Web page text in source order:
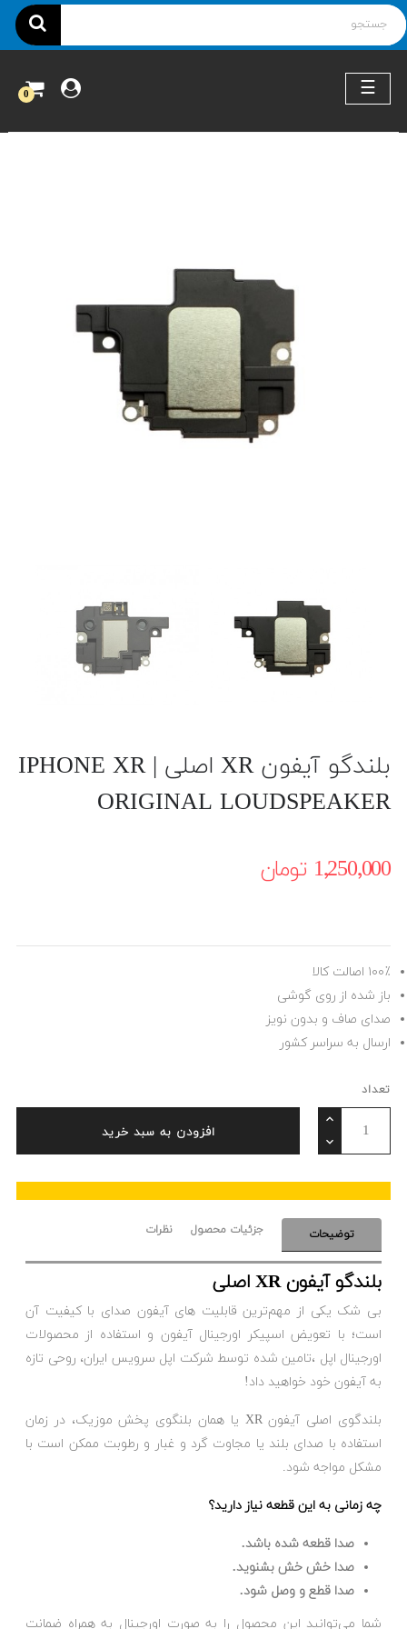
ناوبری
☰
0
بلندگو آیفون XR اصلی | IPHONE XR
ORIGINAL LOUDSPEAKER
1٬250٬000 ‎تومان
۱۰۰٪ اصالت کالا
باز شده از روی گوشی
صدای صاف و بدون نویز
ارسال به سراسر کشور
تعداد
افزودن به سبد خرید
توضیحات جزئیات محصول نظرات
بلندگو آیفون XR اصلی
بی شک یکی از مهم‌ترین قابلیت های آیفون صدای با کیفیت آن
است؛ با تعویض اسپیکر اورجینال آیفون و استفاده از محصولات
اورجینال اپل ،تامین شده توسط شرکت اپل سرویس ایران، روحی تازه
به آیفون خود خواهید داد!
بلندگوی اصلی آیفون XR یا همان بلنگوی پخش موزیک، در زمان
استفاده با صدای بلند یا مجاوت گرد و غبار و رطوبت ممکن است با
مشکل مواجه شود.
چه زمانی به این قطعه نیاز دارید؟
صدا قطعه شده باشد.
صدا خش خش بشنوید.
صدا قطع و وصل شود.
شما می‌توانید این محصول را به صورت اورجینال به همراه ضمانت